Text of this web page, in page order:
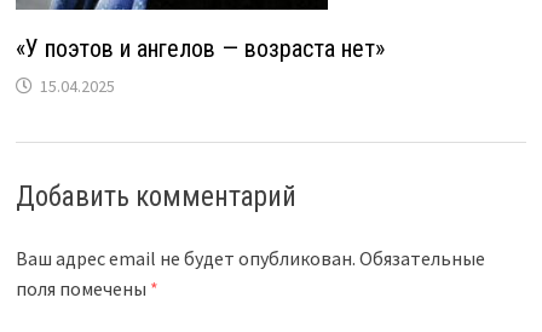
«У поэтов и ангелов — возраста нет»
15.04.2025
Добавить комментарий
Ваш адрес email не будет опубликован. Обязательные
поля помечены *